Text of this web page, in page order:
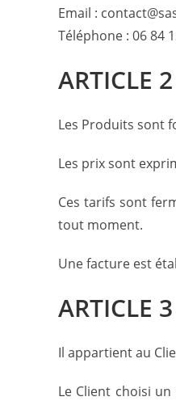
Email :
Téléphone : 06 84
ARTICLE
Les Produits sont
Les prix sont
Ces tarifs sont
tout moment.
Une facture est
ARTICLE
Il appartient au
Le Client choisi